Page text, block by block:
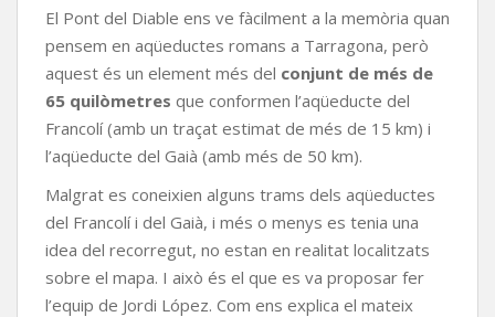
El Pont del Diable ens ve fàcilment a la memòria quan
pensem en aqüeductes romans a Tarragona, però
aquest és un element més del conjunt de més de
65 quilòmetres que conformen l’aqüeducte del
Francolí (amb un traçat estimat de més de 15 km) i
l’aqüeducte del Gaià (amb més de 50 km).
Malgrat es coneixien alguns trams dels aqüeductes
del Francolí i del Gaià, i més o menys es tenia una
idea del recorregut, no estan en realitat localitzats
sobre el mapa. I això és el que es va proposar fer
l’equip de Jordi López. Com ens explica el mateix